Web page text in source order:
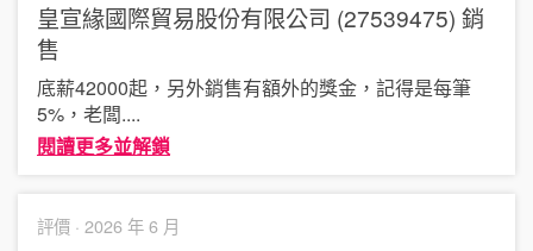
皇宣緣國際貿易股份有限公司 (27539475) 銷
售
底薪42000起，另外銷售有額外的獎金，記得是每筆
5%，老闆....
閱讀更多並解鎖
評價 · 2026 年 6 月